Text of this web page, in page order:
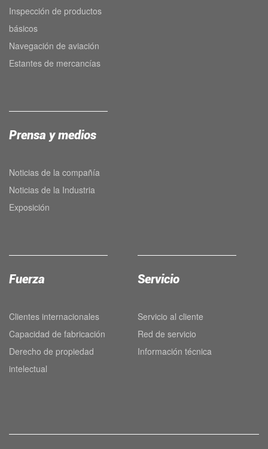
Inspección de productos
básicos
Navegación de aviación
Estantes de mercancías
Prensa y medios
Noticias de la compañía
Noticias de la Industria
Exposición
Fuerza
Clientes internacionales
Capacidad de fabricación
Derecho de propiedad
intelectual
Servicio
Servicio al cliente
Red de servicio
Información técnica